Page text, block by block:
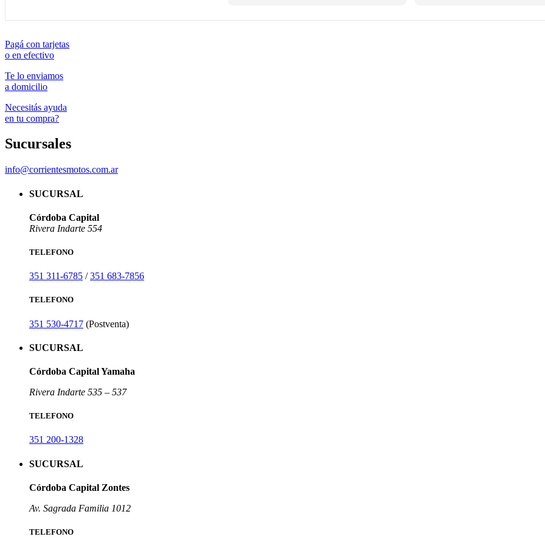
Pagá con tarjetas
o en efectivo
Te lo enviamos
a domicilio
Necesitás ayuda
en tu compra?
Sucursales
info@corrientesmotos.com.ar
SUCURSAL
Córdoba Capital
Rivera Indarte 554
TELEFONO
351 311-6785 /351 683-7856
TELEFONO
351 530-4717 (Postventa)
SUCURSAL
Córdoba Capital Yamaha
Rivera Indarte 535 – 537
TELEFONO
351 200-1328
SUCURSAL
Córdoba Capital Zontes
Av. Sagrada Familia 1012
TELEFONO